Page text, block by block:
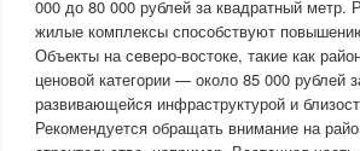
000 до 80 000 рублей за квадратный метр.
жилые комплексы способствуют
Объекты на северо-востоке, такие как
ценовой категории — около 85 000 рублей
развивающейся инфраструктурой и
Рекомендуется обращать внимание на